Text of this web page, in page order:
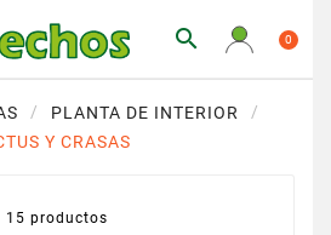
 0
PLANTA DE INTERIOR
Y CRASAS
15 productos